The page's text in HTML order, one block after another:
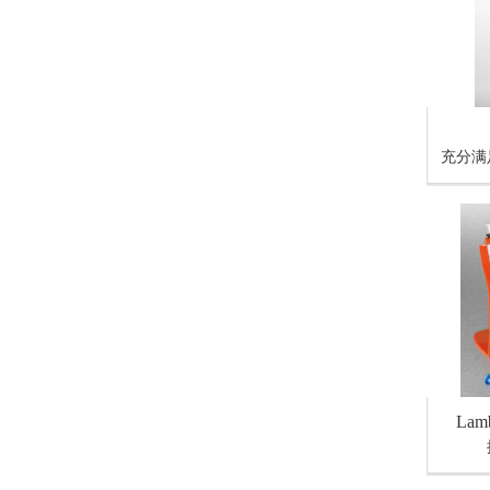
充分